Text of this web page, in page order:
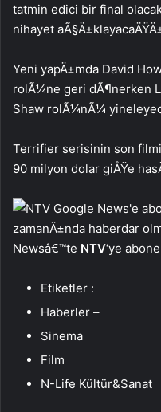
tatmin edici bir final
nihayet
Yeni yapÄ±mda David
rolÃ¼ne geri dÃ¶nerken
Shaw rolÃ¼nÃ¼
Terrifier serisinin son
90 milyon dolar giÅŸe
zamanÄ±nda haberdar
Newsâ€™te NTV‘ye
Etiketler :
Haberler –
Sinema
Film
N-Life Kültür&Sanat